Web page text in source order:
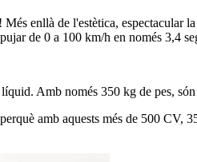
enllà de l'estètica,
de 0 a 100 km/h en només 3,4
Amb només 350 kg de pes,
amb aquests més de 500